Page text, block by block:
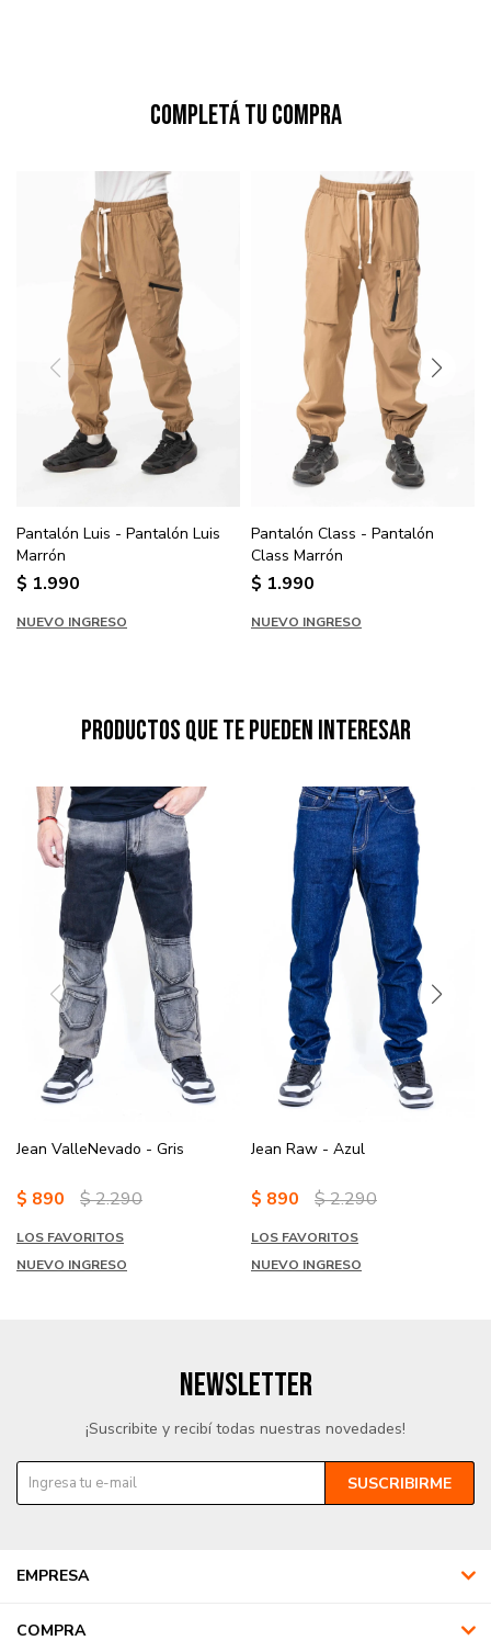
Completá tu compra
Pantalón Luis - Pantalón Luis
Marrón
$ 1.990
NUEVO INGRESO
Pantalón Class - Pantalón
Class Marrón
$ 1.990
NUEVO INGRESO
Productos que te pueden interesar
Jean ValleNevado - Gris
$ 890 $2.290
LOS FAVORITOS
NUEVO INGRESO
Jean Raw - Azul
$ 890 $2.290
LOS FAVORITOS
NUEVO INGRESO
EMPRESA
COMPRA
NEWSLETTER
¡Suscribite y recibí todas nuestras novedades!
SUSCRIBIRME